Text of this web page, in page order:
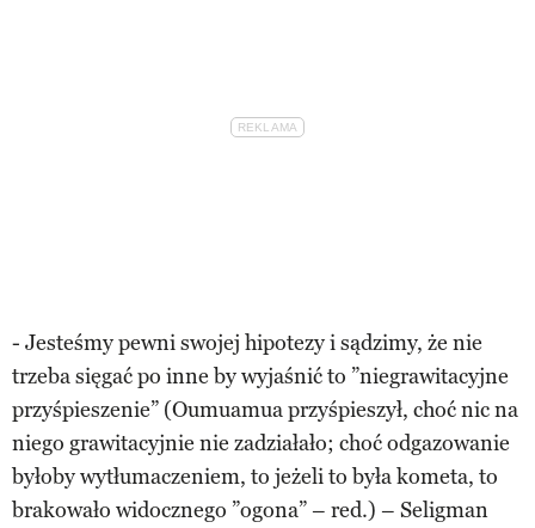
- Jesteśmy pewni swojej hipotezy i sądzimy, że nie
trzeba sięgać po inne by wyjaśnić to ”niegrawitacyjne
przyśpieszenie” (Oumuamua przyśpieszył, choć nic na
niego grawitacyjnie nie zadziałało; choć odgazowanie
byłoby wytłumaczeniem, to jeżeli to była kometa, to
brakowało widocznego ”ogona” – red.) – Seligman